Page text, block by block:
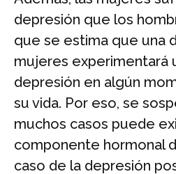
depresión que los
que se estima que una
mujeres experimentará
depresión en algún
su vida. Por eso, se
muchos casos puede
componente hormonal
caso de la depresión